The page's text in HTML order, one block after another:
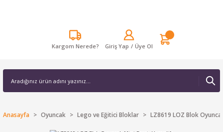
Kargom Nerede? Giriş Yap / Üye Ol
Anasayfa Oyuncak Lego ve Eğitici Bloklar LZ8619 LOZ Blok